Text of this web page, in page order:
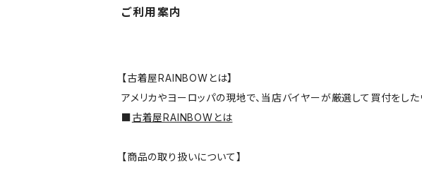
ご利用案内
【古着屋RAINBOWとは】
アメリカやヨーロッパの現地で、当店バイヤーが厳選して買付をし
■古着屋RAINBOWとは
【商品の取り扱いについて】